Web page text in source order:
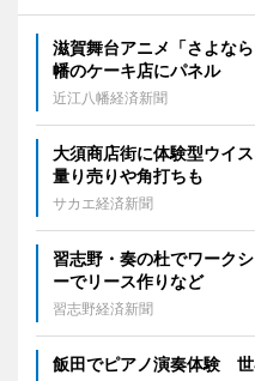
滋賀舞台アニメ「さよな
幡のケーキ店にパネル
近江八幡経済新聞
大須商店街に体験型ウイ
量り売りや角打ちも
サカエ経済新聞
習志野・奏の杜でワーク
ーでリース作りなど
習志野経済新聞
飯田でピアノ演奏体験